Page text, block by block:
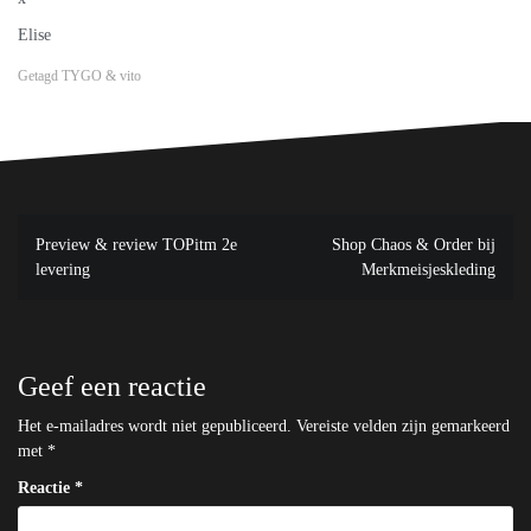
Elise
Getagd TYGO & vito
Bericht
navigatie
Preview & review TOPitm 2e
levering
Shop Chaos & Order bij
Merkmeisjeskleding
Geef een reactie
Het e-mailadres wordt niet gepubliceerd.
Vereiste velden zijn gemarkeerd
met *
Reactie *